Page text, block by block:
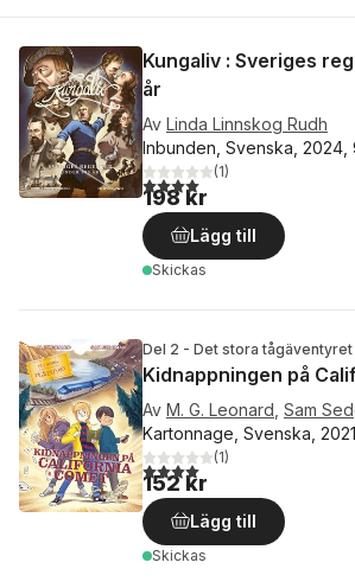
Kungaliv : Sveriges
år
Av Linda Linnskog Rudh
Inbunden, Svenska, 2024,
4,0utav 5 stjärnor. Totalt
(1)
198 kr
Lägg till
Skickas
Del 2 - Det stora tågäventyret
Kidnappningen på
Av M. G. Leonard Sam
Kartonnage, Svenska,
4,0utav 5 stjärnor. Totalt
(1)
152 kr
Lägg till
Skickas